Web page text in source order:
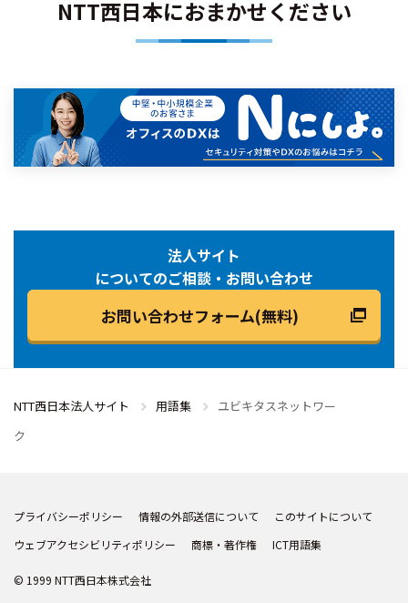
NTT西日本におまかせください
法人サイト
についてのご相談・お問い合わせ
お問い合わせフォーム(無料)
NTT西日本法人サイト 用語集
ユビキタスネットワー
ク
プライバシーポリシー 情報の外部送信について
このサイトについて
ウェブアクセシビリティポリシー
商標・著作権 ICT用語集
© 1999 NTT西日本株式会社